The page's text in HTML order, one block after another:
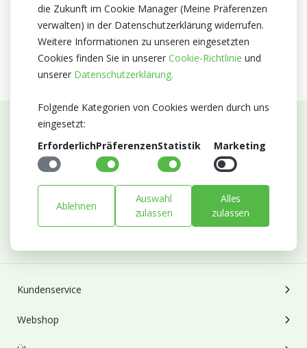
MPS A+
MPS GAP
Abonnieren Sie unseren Newsletter
Bleiben Sie auf dem Laufenden mit Neuigkeiten und
Abonnieren
Kundenservice
Webshop
die Zukunft im Cookie Manager (Meine Präferenzen
verwalten) in der Datenschutzerklärung widerrufen.
Weitere Informationen zu unseren eingesetzten
Cookies finden Sie in unserer Cookie-Richtlinie und
unserer Datenschutzerklärung.
Folgende Kategorien von Cookies werden durch uns
eingesetzt:
ErforderlichPräferenzenStatistik Marketing
Ablehnen
Auswahl
zulassen
Alles
zulassen